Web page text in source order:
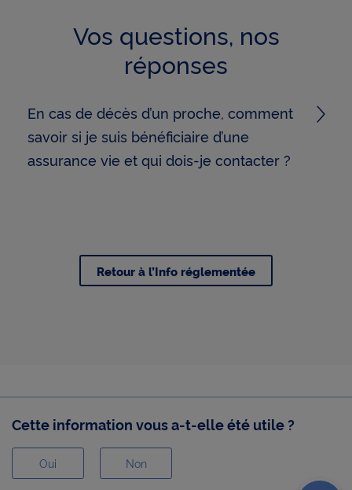
Vos questions, nos
réponses
En cas de décès d’un proche, comment
savoir si je suis bénéficiaire d’une
assurance vie et qui dois-je contacter ?
Retour à l’Info réglementée
Cette information vous a-t-elle été utile ?
Oui Non